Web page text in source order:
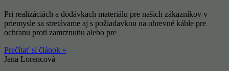
Pri realizáciách a dodávkach materiálu pre našich zákazníkov v
priemysle sa stretávame aj s požiadavkou na ohrevné káble pre
ochranu proti zamrznutiu alebo pre
Prečítať si článok »
Jana Lorencová